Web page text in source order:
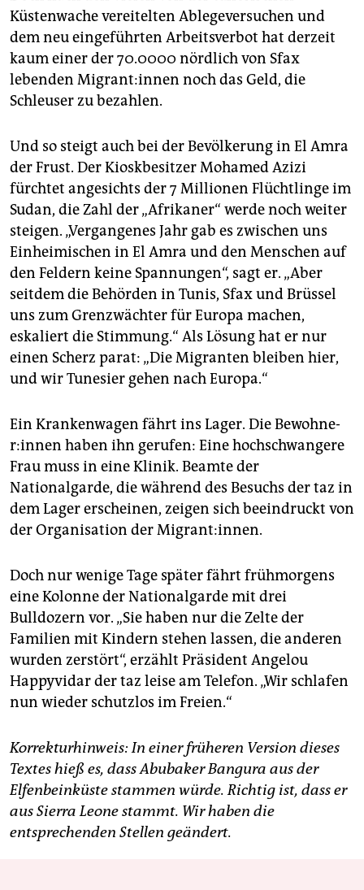
Küstenwache vereitelten Ablegeversuchen und
dem neu eingeführten Arbeitsverbot hat derzeit
kaum einer der 70.0000 nördlich von Sfax
lebenden Mi­gran­t:in­nen noch das Geld, die
Schleuser zu bezahlen.
Und so steigt auch bei der Bevölkerung in El Amra
der Frust. Der Kioskbesitzer Mohamed Azizi
fürchtet angesichts der 7 Millionen Flüchtlinge im
Sudan, die Zahl der „Afrikaner“ werde noch weiter
steigen. „Vergangenes Jahr gab es zwischen uns
Einheimischen in El Amra und den Menschen auf
den Feldern keine Spannungen“, sagt er. „Aber
seitdem die Behörden in Tunis, Sfax und Brüssel
uns zum Grenzwächter für Europa machen,
eskaliert die Stimmung.“ Als Lösung hat er nur
einen Scherz parat: „Die Migranten bleiben hier,
und wir Tunesier gehen nach Europa.“
Ein Krankenwagen fährt ins Lager. Die Be­woh­ne­
r:in­nen haben ihn gerufen: Eine hochschwangere
Frau muss in eine Klinik. Beamte der
Nationalgarde, die während des Besuchs der taz in
dem Lager erscheinen, zeigen sich beeindruckt von
der Organisation der Mi­gran­t:in­nen.
Doch nur wenige Tage später fährt frühmorgens
eine Kolonne der Nationalgarde mit drei
Bulldozern vor. „Sie haben nur die Zelte der
Familien mit Kindern stehen lassen, die anderen
wurden zerstört“, erzählt Präsident Angelou
Happyvidar der taz leise am Telefon. „Wir schlafen
nun wieder schutzlos im Freien.“
Korrekturhinweis: In einer früheren Version dieses
Textes hieß es, dass Abubaker Bangura aus der
Elfenbeinküste stammen würde. Richtig ist, dass er
aus Sierra Leone stammt. Wir haben die
entsprechenden Stellen geändert.